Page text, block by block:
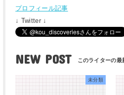
プロフィール記事
↓ Twitter ↓
NEW POST
未分類